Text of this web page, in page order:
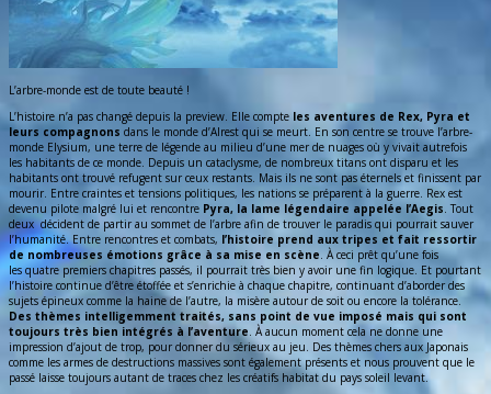
L’arbre-monde est de toute beauté !
L’histoire n’a pas changé depuis la preview. Elle compte les aventures de Rex, Pyra et
leurs compagnons dans le monde d’Alrest qui se meurt. En son centre se trouve l’arbre-
monde Elysium, une terre de légende au milieu d’une mer de nuages où y vivait autrefois
les habitants de ce monde. Depuis un cataclysme, de nombreux titans ont disparu et les
habitants ont trouvé refugent sur ceux restants. Mais ils ne sont pas éternels et finissent par
mourir. Entre craintes et tensions politiques, les nations se préparent à la guerre. Rex est
devenu pilote malgré lui et rencontre Pyra, la lame légendaire appelée l’Aegis. Tout
deux décident de partir au sommet de l’arbre afin de trouver le paradis qui pourrait sauver
l’humanité. Entre rencontres et combats, l’histoire prend aux tripes et fait ressortir
de nombreuses émotions grâce à sa mise en scène. À ceci prêt qu’une fois
les quatre premiers chapitres passés, il pourrait très bien y avoir une fin logique. Et pourtant
l’histoire continue d’être étoffée et s’enrichie à chaque chapitre, continuant d’aborder des
sujets épineux comme la haine de l’autre, la misère autour de soit ou encore la tolérance.
Des thèmes intelligemment traités, sans point de vue imposé mais qui sont
toujours très bien intégrés à l’aventure. À aucun moment cela ne donne une
impression d’ajout de trop, pour donner du sérieux au jeu. Des thèmes chers aux Japonais
comme les armes de destructions massives sont également présents et nous prouvent que le
passé laisse toujours autant de traces chez les créatifs habitat du pays soleil levant.